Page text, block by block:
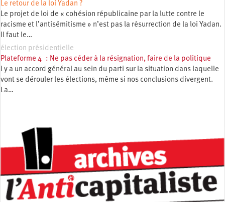
Le retour de la loi Yadan ?
Le projet de loi de « cohésion républicaine par la lutte contre le
racisme et l’antisémitisme » n’est pas la résurrection de la loi Yadan.
Il faut le…
élection présidentielle
Plateforme 4 : Ne pas céder à la résignation, faire de la politique
l y a un accord général au sein du parti sur la situation dans laquelle
vont se dérouler les élections, même si nos conclusions divergent.
La…